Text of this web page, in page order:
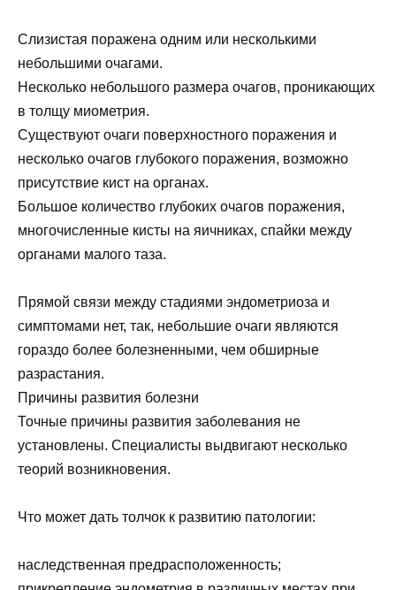
Слизистая поражена одним или несколькими
небольшими очагами.
Несколько небольшого размера очагов, проникающих
в толщу миометрия.
Существуют очаги поверхностного поражения и
несколько очагов глубокого поражения, возможно
присутствие кист на органах.
Большое количество глубоких очагов поражения,
многочисленные кисты на яичниках, спайки между
органами малого таза.
Прямой связи между стадиями эндометриоза и
симптомами нет, так, небольшие очаги являются
гораздо более болезненными, чем обширные
разрастания.
Причины развития болезни
Точные причины развития заболевания не
установлены. Специалисты выдвигают несколько
теорий возникновения.
Что может дать толчок к развитию патологии:
наследственная предрасположенность;